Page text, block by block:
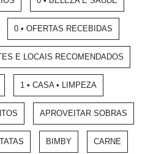
0 • OFERTAS RECEBIDAS
E LOCAIS RECOMENDADOS
1 • CASA • LIMPEZA
APROVEITAR SOBRAS
BIMBY CARNE